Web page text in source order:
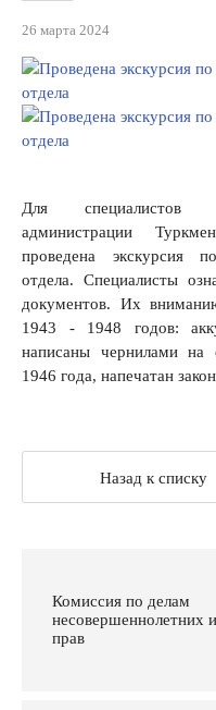
26 марта 2024
Для специалистов
администрации
проведена экскурсия
отдела. Специалисты
документов. Их
1943 - 1948 годов:
написаны чернилами на
1946 года, напечатан
Назад к списку
Комиссия по делам
несовершеннолетних
прав